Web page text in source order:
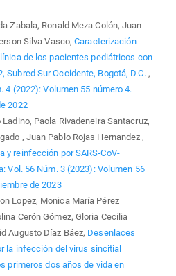
Zabala, Ronald Meza Colón, Juan
Silva Vasco,Caracterización
de los pacientes pediátricos con
Subred Sur Occidente, Bogotá, D.C. ,
4 (2022): Volumen 55 número 4.
2022
Paola Rivadeneira Santacruz,
, Juan Pablo Rojas Hernandez ,
y reinfección por SARS-CoV-
Vol. 56 Núm. 3 (2023): Volumen 56
de 2023
Lopez, Monica María Pérez
Cerón Gómez, Gloria Cecilia
Augusto Díaz Báez, Desenlaces
la infección del virus sincitial
primeros dos años de vida en